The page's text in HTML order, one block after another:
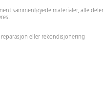
sammenføyede materialer, alle deler
eller rekondisjonering